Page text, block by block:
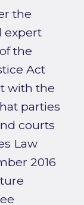
the
expert
the
Act
with the
parties
courts
Law
2016